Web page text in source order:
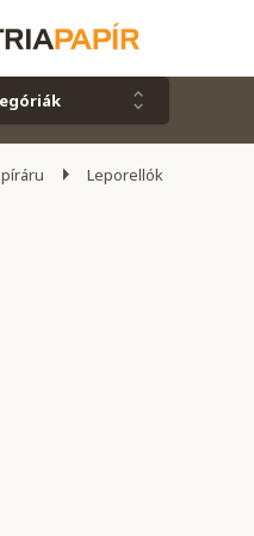
Leporellók